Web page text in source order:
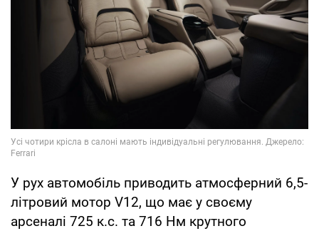
У рух автомобіль приводить атмосферний 6,5-
літровий мотор V12, що має у своєму
арсеналі 725 к.с. та 716 Нм крутного